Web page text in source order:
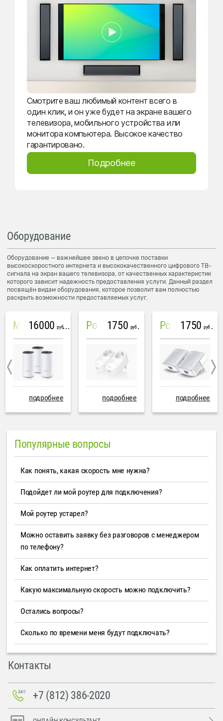
Смотрите ваш любимый контент всего в
один клик, и он уже будет на экране вашего
телевизора, мобильного устройства или
монитора компьютера. Высокое качество
гарантировано.
Подробнее
Оборудование
Оборудование — важнейшее звено в цепочке поставки
высокоскоростного интернета и высококачественного цифрового ТВ-
сигнала на экран вашего телевизора, от качественных характеристик
которого зависит надежность предоставления услуги. Данный раздел
посвящён видам оборудования, которое позволит вам полностью
раскрыть возможности предоставляемых услуг.
Mesh система TP-Link Deco M4 (3 устройства)
16000 руб
подробнее
PowerLine Tenda PH6
1750 руб
подробнее
PowerLine TP-Link AV600
1750 руб
подробнее
Популярные вопросы
Как понять, какая скорость мне нужна?
Подойдет ли мой роутер для подключения?
Мой роутер устарел?
Можно оставить заявку без разговоров с менеджером
по телефону?
Как оплатить интернет?
Какую максимальную скорость можно подключить?
Остались вопросы?
Сколько по времени меня будут подключать?
Контакты
+7 (812) 386-2020